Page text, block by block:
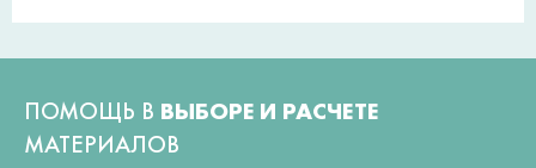
ПОМОЩЬ В ВЫБОРЕ И РАСЧЕТЕ
МАТЕРИАЛОВ